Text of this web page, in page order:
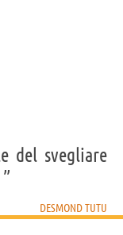
del svegliare
DESMOND TUTU